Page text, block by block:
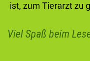
ist, zum Tierarzt zu
Viel Spaß beim